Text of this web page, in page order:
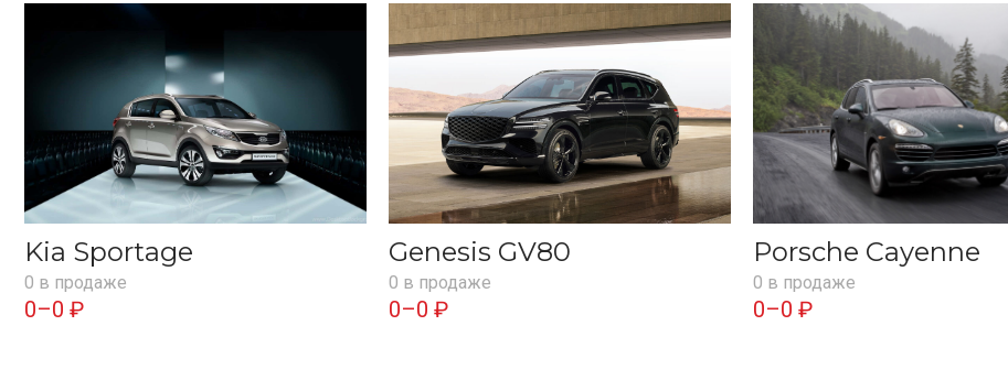
Kia Sportage
0 в продаже
0–0 ₽
Genesis GV80
0 в продаже
0–0 ₽
Porsche Cayenne
0 в продаже
0–0 ₽